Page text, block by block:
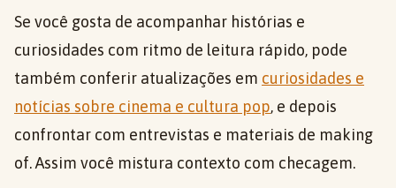
Se você gosta de acompanhar histórias e
curiosidades com ritmo de leitura rápido, pode
também conferir atualizações em curiosidades e
notícias sobre cinema e cultura pop, e depois
confrontar com entrevistas e materiais de making
of. Assim você mistura contexto com checagem.